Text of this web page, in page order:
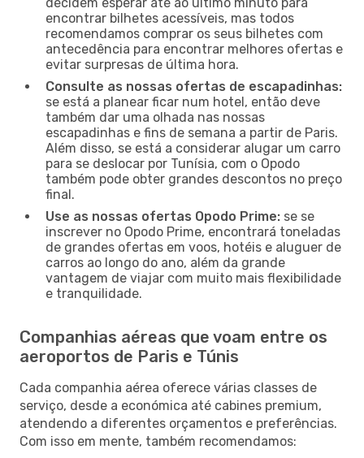
encontrar bilhetes acessíveis, mas todos
recomendamos comprar os seus bilhetes com
antecedência para encontrar melhores ofertas e
evitar surpresas de última hora.
Consulte as nossas ofertas de escapadinhas:
se está a planear ficar num hotel, então deve
também dar uma olhada nas nossas
escapadinhas e fins de semana a partir de Paris.
Além disso, se está a considerar alugar um carro
para se deslocar por Tunísia, com o Opodo
também pode obter grandes descontos no preço
final.
Use as nossas ofertas Opodo Prime: se se
inscrever no Opodo Prime, encontrará toneladas
de grandes ofertas em voos, hotéis e aluguer de
carros ao longo do ano, além da grande
vantagem de viajar com muito mais flexibilidade
e tranquilidade.
Companhias aéreas que voam entre os
aeroportos de Paris e Túnis
Cada companhia aérea oferece várias classes de
serviço, desde a económica até cabines premium,
atendendo a diferentes orçamentos e preferências.
Com isso em mente, também recomendamos: